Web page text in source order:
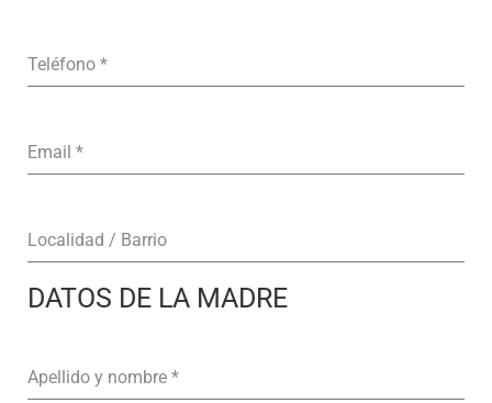
Teléfono *
Email *
Localidad / Barrio
DATOS DE LA MADRE
Apellido y nombre *